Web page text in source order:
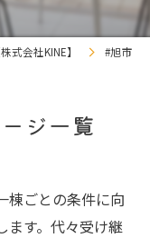
式会社KINE】 #旭市
ジ一覧
棟ごとの条件に向
ます。代々受け継